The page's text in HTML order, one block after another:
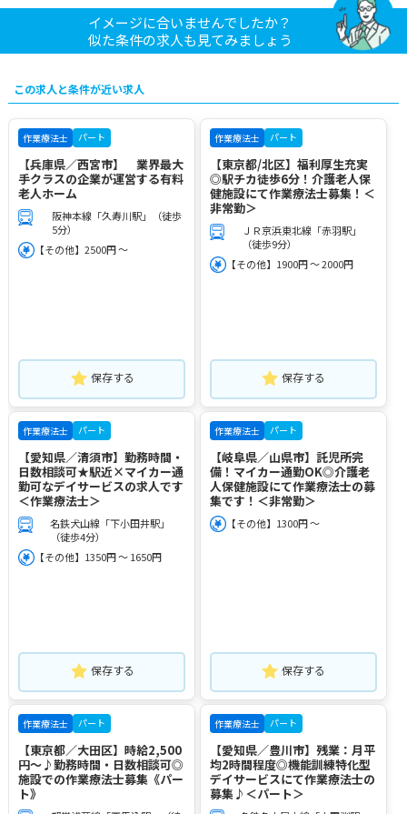
イメージに合いませんでしたか？
似た条件の求人も見てみましょう
この求人と条件が近い求人
作業療法士 パート
【兵庫県／西宮市】 業界最大
手クラスの企業が運営する有料
老人ホーム
阪神本線「久寿川駅」（徒歩
5分）
【その他】2500円 ～
保存する
作業療法士 パート
【東京都/北区】福利厚生充実
◎駅チカ徒歩6分！介護老人保
健施設にて作業療法士募集！＜
非常勤＞
ＪＲ京浜東北線「赤羽駅」
（徒歩9分）
【その他】1900円 ～ 2000円
保存する
作業療法士 パート
【愛知県／清須市】勤務時間・
日数相談可★駅近×マイカー通
勤可なデイサービスの求人です
＜作業療法士＞
名鉄犬山線「下小田井駅」
（徒歩4分）
【その他】1350円 ～ 1650円
保存する
作業療法士 パート
【岐阜県／山県市】託児所完
備！マイカー通勤OK◎介護老
人保健施設にて作業療法士の募
集です！＜非常勤＞
【その他】1300円 ～
保存する
作業療法士 パート
【東京都／大田区】時給2,500
円～♪勤務時間・日数相談可◎
施設での作業療法士募集《パー
ト》
作業療法士 パート
【愛知県／豊川市】残業：月平
均2時間程度◎機能訓練特化型
デイサービスにて作業療法士の
募集♪＜パート＞